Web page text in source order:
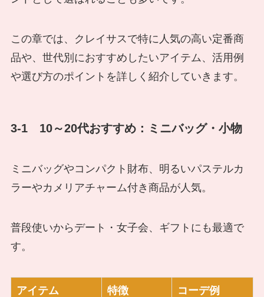
この章では、クレイサスで特に人気の高い定番商
品や、世代別におすすめしたいアイテム、活用例
や選び方のポイントを詳しく紹介していきます。
3-1 10～20代おすすめ：ミニバッグ・小物
ミニバッグやコンパクト財布、明るいパステルカ
ラーやカメリアチャーム付き商品が人気。
普段使いからデート・女子会、ギフトにも最適で
す。
アイテム 特徴 コーデ例